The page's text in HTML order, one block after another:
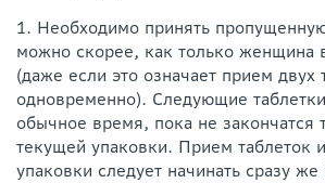
1. Необходимо принять
можно скорее, как только женщина
(даже если это означает прием двух
одновременно). Следующие
обычное время, пока не закончатся
текущей упаковки. Прием таблеток
упаковки следует начинать сразу